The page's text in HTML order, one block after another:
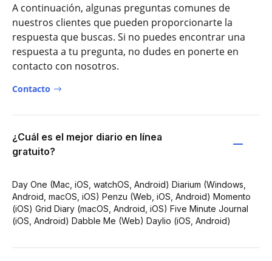
A continuación, algunas preguntas comunes de
nuestros clientes que pueden proporcionarte la
respuesta que buscas. Si no puedes encontrar una
respuesta a tu pregunta, no dudes en ponerte en
contacto con nosotros.
Contacto
¿Cuál es el mejor diario en línea
gratuito?
Day One (Mac, iOS, watchOS, Android) Diarium (Windows,
Android, macOS, iOS) Penzu (Web, iOS, Android) Momento
(iOS) Grid Diary (macOS, Android, iOS) Five Minute Journal
(iOS, Android) Dabble Me (Web) Daylio (iOS, Android)